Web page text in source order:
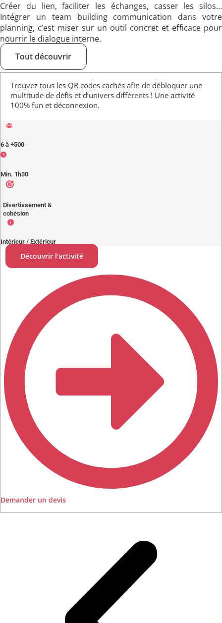
Créer du lien, faciliter les échanges, casser les silos…
Intégrer un team building communication dans votre
planning, c’est miser sur un outil concret et efficace pour
nourrir le dialogue interne.
Tout découvrir
Trouvez tous les QR codes cachés afin de débloquer une
multitude de défis et d’univers différents ! Une activité
100% fun et déconnexion.
6 à +500
Min. 1h30
Divertissement &
cohésion
Intérieur / Extérieur
Découvrir l'activité
Demander un devis